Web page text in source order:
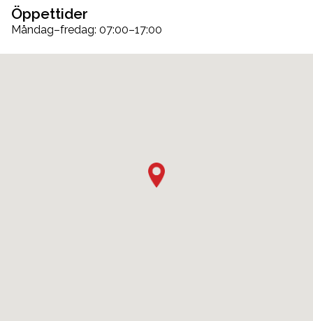
Öppettider
Måndag–fredag: 07:00–17:00